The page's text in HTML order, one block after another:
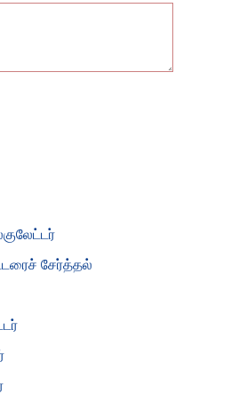
சேர்த்தல்